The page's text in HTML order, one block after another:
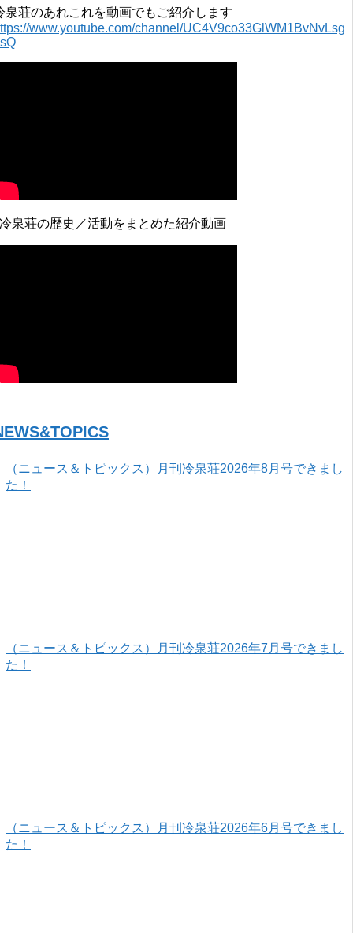
泉荘のあれこれを動画でもご紹介します
www.youtube.com/channel/UC4V9co33GlWM1BvNvLsg
泉荘の歴史／活動をまとめた紹介動画
（ニュース＆トピックス）月刊冷泉荘2026年8月号できまし
た！
（ニュース＆トピックス）月刊冷泉荘2026年7月号できまし
た！
（ニュース＆トピックス）月刊冷泉荘2026年6月号できまし
た！